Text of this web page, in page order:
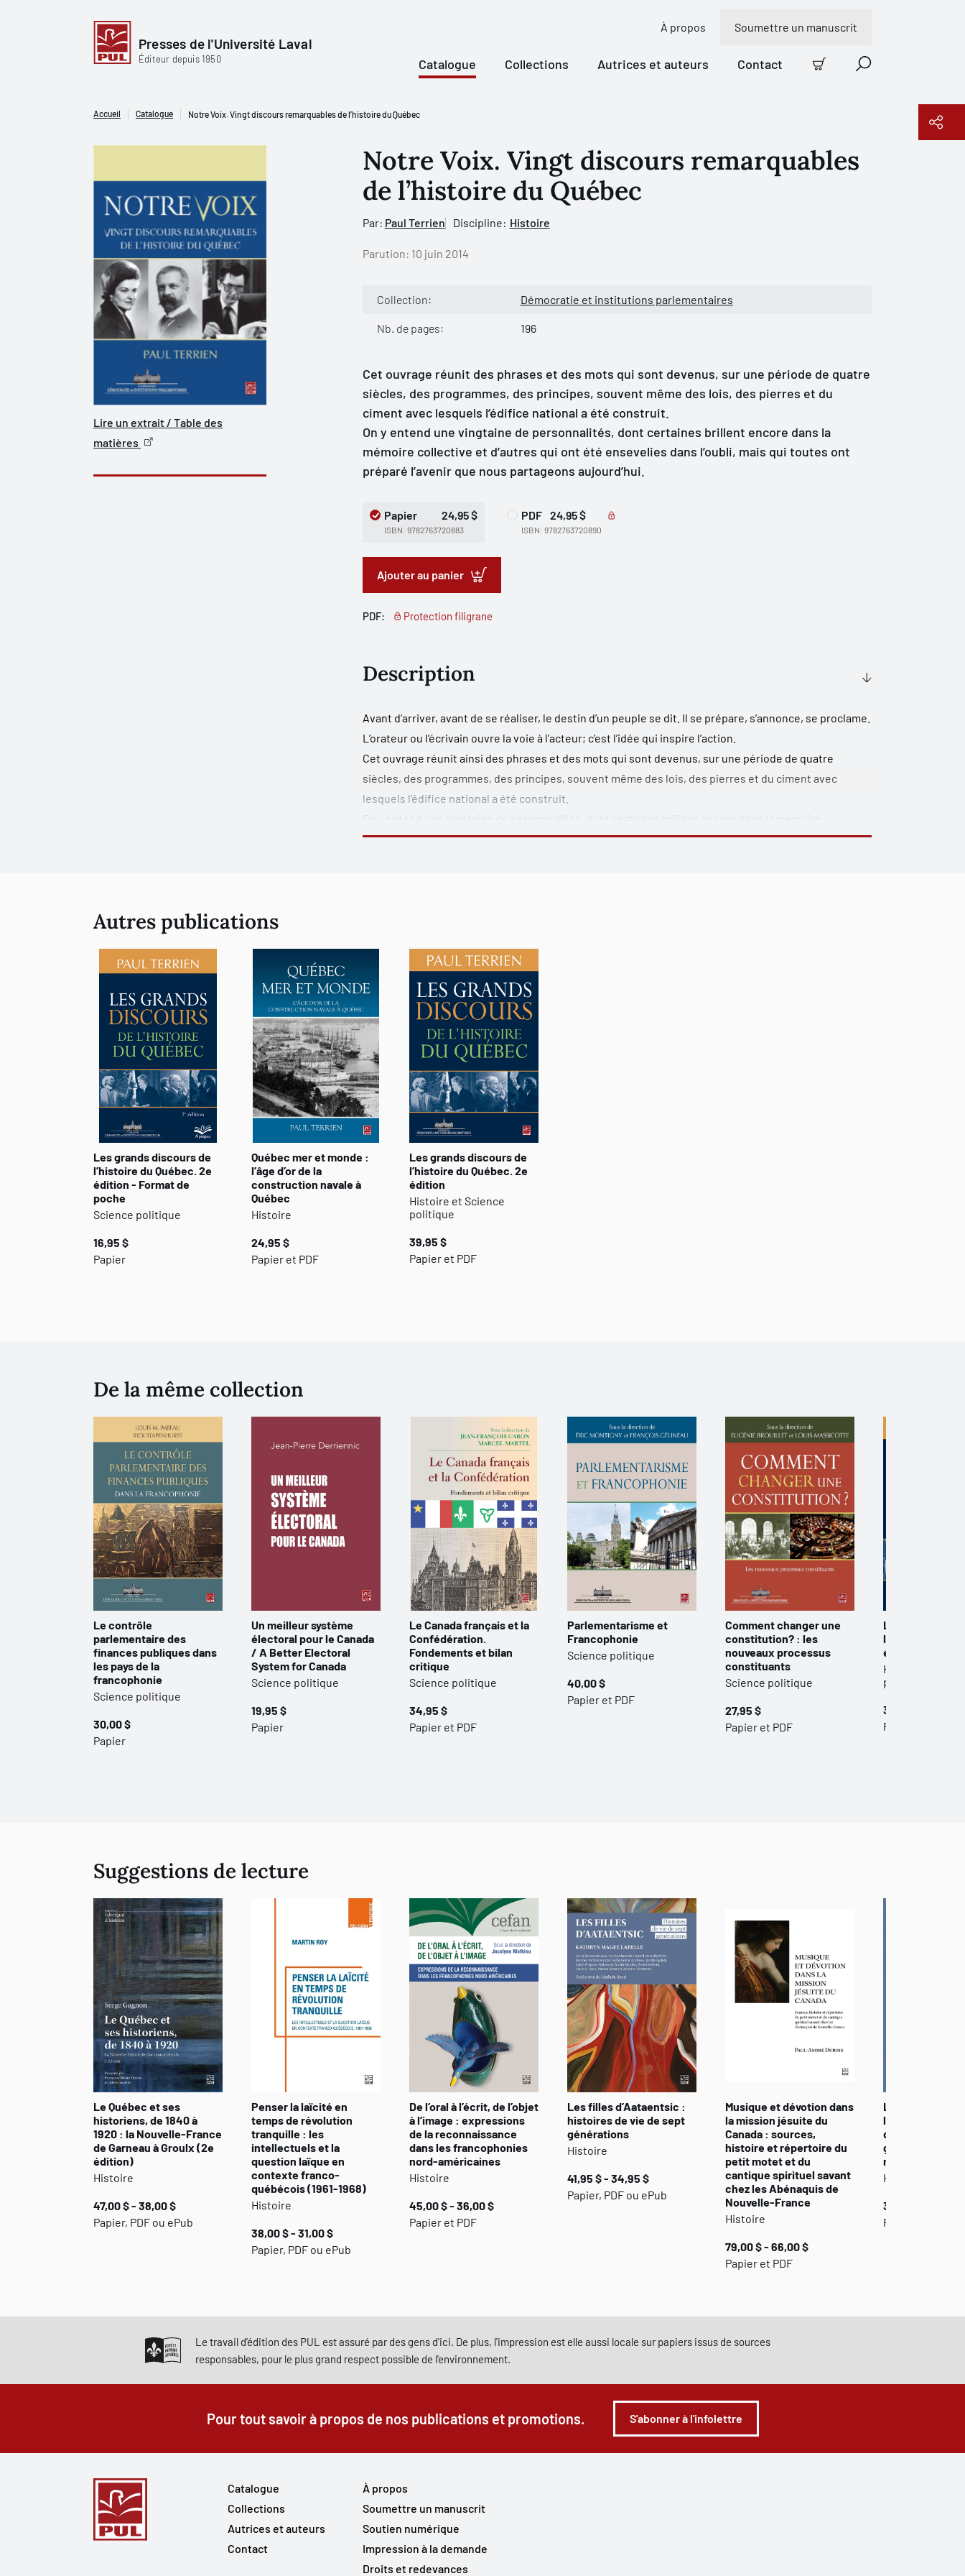
Presses de l'Université Laval
Éditeur depuis 1950
À propos Soumettre un manuscrit
Catalogue Collections Autrices et auteurs Contact
Panier Recherche
Accueil Catalogue Notre Voix. Vingt discours remarquables de l’histoire du Québec
Copier le lien
Lire un extrait / Table des
matières
Notre Voix. Vingt discours remarquables
de l’histoire du Québec
Par: Paul Terrien Discipline: Histoire
Parution: 10 juin 2014
Collection: Démocratie et institutions parlementaires
Nb. de pages: 196
Cet ouvrage réunit des phrases et des mots qui sont devenus, sur une période de quatre
siècles, des programmes, des principes, souvent même des lois, des pierres et du
ciment avec lesquels l’édifice national a été construit.
On y entend une vingtaine de personnalités, dont certaines brillent encore dans la
mémoire collective et d’autres qui ont été ensevelies dans l’oubli, mais qui toutes ont
préparé l’avenir que nous partageons aujourd’hui.
Papier 24,95 $
ISBN: 9782763720883
PDF 24,95 $
ISBN: 9782763720890
Ajouter au panier
PDF: Protection filigrane
Description
Avant d’arriver, avant de se réaliser, le destin d’un peuple se dit. Il se prépare, s’annonce, se proclame.
L’orateur ou l’écrivain ouvre la voie à l’acteur; c’est l’idée qui inspire l’action.
Cet ouvrage réunit ainsi des phrases et des mots qui sont devenus, sur une période de quatre
siècles, des programmes, des principes, souvent même des lois, des pierres et du ciment avec
lesquels l’édifice national a été construit.
On y entend une vingtaine de personnalités, dont certaines brillent encore dans la mémoire
collective et d’autres qui ont été ensevelies dans l’oubli, mais qui toutes ont préparé l’avenir que nous
Autres publications
Les grands discours de
l’histoire du Québec. 2e
édition - Format de
poche
Science politique
16,95 $
Papier
Québec mer et monde :
l’âge d’or de la
construction navale à
Québec
Histoire
24,95 $
Papier et PDF
Les grands discours de
l’histoire du Québec. 2e
édition
Histoire et Science
politique
39,95 $
Papier et PDF
De la même collection
Le contrôle
parlementaire des
finances publiques dans
les pays de la
francophonie
Science politique
30,00 $
Papier
Un meilleur système
électoral pour le Canada
/ A Better Electoral
System for Canada
Science politique
19,95 $
Papier
Le Canada français et la
Confédération.
Fondements et bilan
critique
Science politique
34,95 $
Papier et PDF
Parlementarisme et
Francophonie
Science politique
40,00 $
Papier et PDF
Comment changer une
constitution? : les
nouveaux processus
constituants
Science politique
27,95 $
Papier et PDF
Les grands
l’histoire du
édition
Histoire et
politique
39,95 $
Papier et PDF
Suggestions de lecture
Le Québec et ses
historiens, de 1840 à
1920 : la Nouvelle-France
de Garneau à Groulx (2e
édition)
Histoire
47,00 $ - 38,00 $
Papier, PDF ou ePub
Penser la laïcité en
temps de révolution
tranquille : les
intellectuels et la
question laïque en
contexte franco-
québécois (1961-1968)
Histoire
38,00 $ - 31,00 $
Papier, PDF ou ePub
De l’oral à l’écrit, de l’objet
à l’image : expressions
de la reconnaissance
dans les francophonies
nord-américaines
Histoire
45,00 $ - 36,00 $
Papier et PDF
Les filles d’Aataentsic :
histoires de vie de sept
générations
Histoire
41,95 $ - 34,95 $
Papier, PDF ou ePub
Musique et dévotion dans
la mission jésuite du
Canada : sources,
histoire et répertoire du
petit motet et du
cantique spirituel savant
chez les Abénaquis de
Nouvelle-France
Histoire
79,00 $ - 66,00 $
Papier et PDF
La
l’Atlantique. La
de l’histoire
grecques aux
modernes
Histoire
35,00 $ - 29,00
Papier et PDF
Le travail d'édition des PUL est assuré par des gens d'ici. De plus, l'impression est elle aussi locale sur papiers issus de sources
responsables, pour le plus grand respect possible de l'environnement.
Pour tout savoir à propos de nos publications et promotions. S'abonner à l'infolettre
Catalogue
Collections
Autrices et auteurs
Contact
À propos
Soumettre un manuscrit
Soutien numérique
Impression à la demande
Droits et redevances